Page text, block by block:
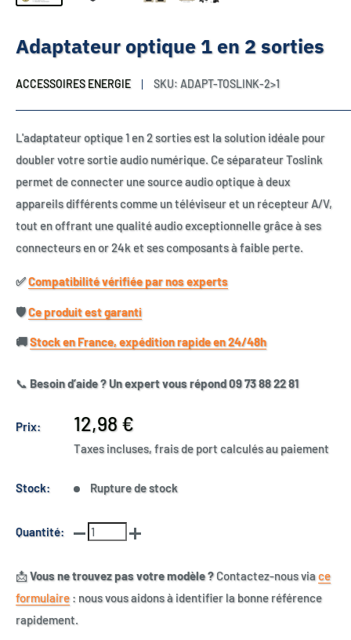
Adaptateur optique 1 en 2 sorties
ACCESSOIRES ENERGIE SKU: ADAPT-TOSLINK-2>1
L'adaptateur optique 1 en 2 sorties est la solution idéale pour
doubler votre sortie audio numérique. Ce séparateur Toslink
permet de connecter une source audio optique à deux
appareils différents comme un téléviseur et un récepteur A/V,
tout en offrant une qualité audio exceptionnelle grâce à ses
connecteurs en or 24k et ses composants à faible perte.
✅​Compatibilité vérifiée par nos experts
🛡️​Ce produit est garanti
🚚​Stock en France, expédition rapide en 24/48h
📞 Besoin d’aide ? Un expert vous répond 09 73 88 22 81
Prix:
Prix
réduit
12,98 €
Taxes incluses, frais de port calculés au paiement
Stock: Rupture de stock
Quantité:
📩Vous ne trouvez pas votre modèle ?Contactez-nous viace
formulaire : nous vous aidons à identifier la bonne référence
rapidement.